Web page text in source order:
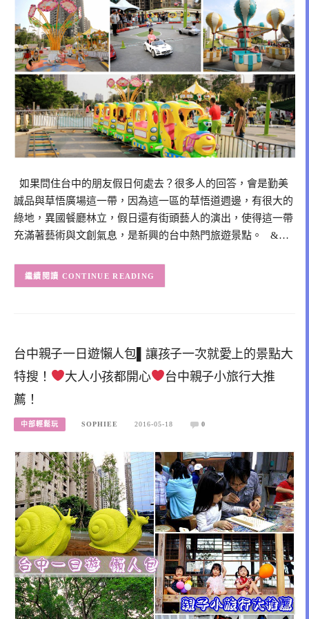
如果問住台中的朋友假日何處去？很多人的回答，會是勤美
誠品與草悟廣場這一帶，因為這一區的草悟道週邊，有很大的
綠地，異國餐廳林立，假日還有街頭藝人的演出，使得這一帶
充滿著藝術與文創氣息，是新興的台中熱門旅遊景點。 &…
CONTINUE READING
台中親子一日遊懶人包▌讓孩子一次就愛上的景點大
特搜！
大人小孩都開心
台中親子小旅行大推
薦！
中部輕鬆玩 SOPHIEE 2016-05-18 0